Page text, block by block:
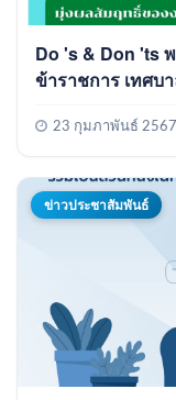
Do 's & Don 'ts
ข้าราชการ เทศบ
23 กุมภาพันธ์ 2567
ข่าวประชาสัมพันธ์